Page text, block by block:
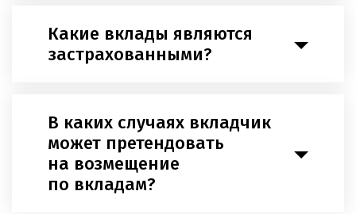
Какие вклады являются
застрахованными?
В каких случаях вкладчик
может претендовать
на возмещение
по вкладам?